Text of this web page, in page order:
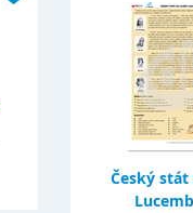
Český stát